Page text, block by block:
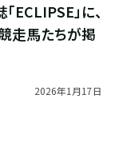
ECLIPSE」に、
走馬たちが掲
2026年1 月17日